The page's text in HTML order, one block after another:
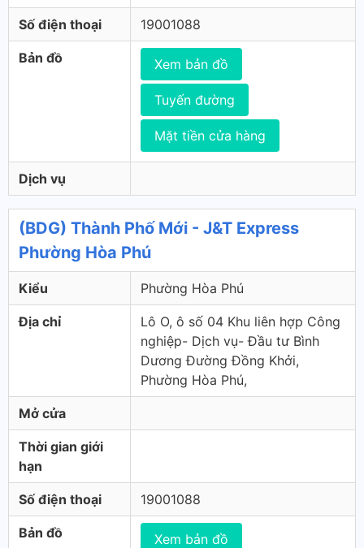
Số điện thoại 19001088
Bản đồ Xem bản đồ
Tuyến đường
Mặt tiền cửa hàng
Dịch vụ
(BDG) Thành Phố Mới - J&T Express
Phường Hòa Phú
Kiểu Phường Hòa Phú
Địa chỉ
Lô O, ô số 04 Khu liên hợp Công
nghiệp- Dịch vụ- Đầu tư Bình
Dương Đường Đồng Khởi,
Phường Hòa Phú,
Mở cửa
Thời gian giới
hạn
Số điện thoại 19001088
Bản đồ Xem bản đồ